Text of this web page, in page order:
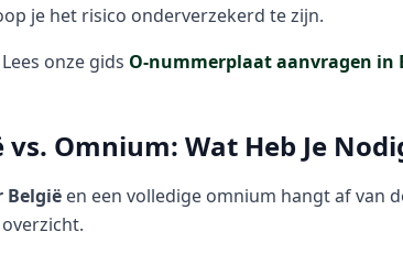
je het risico onderverzekerd te zijn.
onze gids O-nummerplaat aanvragen in
Omnium: Wat Heb Je
België en een volledige omnium hangt af van